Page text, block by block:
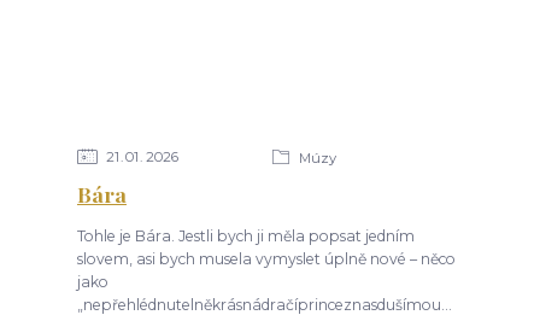
21 01 2026 Múzy
Bára
Tohle je Bára. Jestli bych ji měla popsat jedním
slovem, asi bych musela vymyslet úplně nové – něco
jako
„nepřehlédnutelněkrásnádračíprinceznasdušímou...